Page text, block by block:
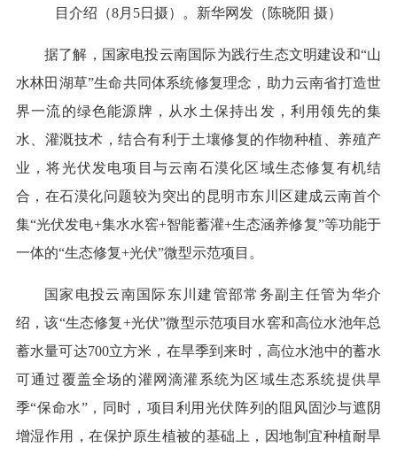
目介绍（8月5日摄）。新华网发（陈晓阳 摄）
据了解，国家电投云南国际为践行生态文明建设和“山
水林田湖草”生命共同体系统修复理念，助力云南省打造世
界一流的绿色能源牌，从水土保持出发，利用领先的集
水、灌溉技术，结合有利于土壤修复的作物种植、养殖产
业，将光伏发电项目与云南石漠化区域生态修复有机结
合，在石漠化问题较为突出的昆明市东川区建成云南首个
集“光伏发电+集水水窖+智能蓄灌+生态涵养修复”等功能于
一体的“生态修复+光伏”微型示范项目。
国家电投云南国际东川建管部常务副主任管为华介
绍，该“生态修复+光伏”微型示范项目水窖和高位水池年总
蓄水量可达700立方米，在旱季到来时，高位水池中的蓄水
可通过覆盖全场的灌网滴灌系统为区域生态系统提供旱
季“保命水”，同时，项目利用光伏阵列的阻风固沙与遮阴
增湿作用，在保护原生植被的基础上，因地制宜种植耐旱